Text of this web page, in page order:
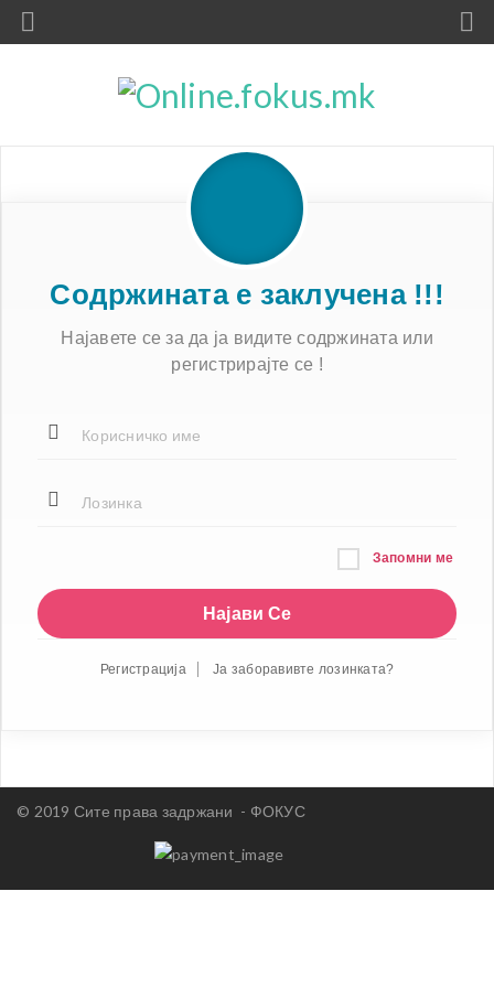
Содржината е заклучена !!!
Најавете се за да ја видите содржината или
регистрирајте се !
Запомни ме
Регистрација Ја заборавивте лозинката?
© 2019 Сите права задржани - ФОКУС